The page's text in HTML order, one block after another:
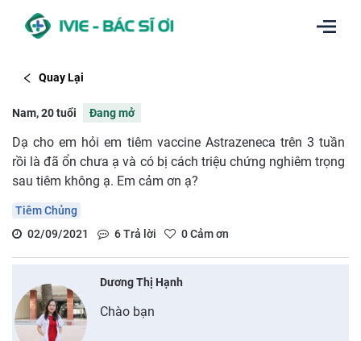
Quay Lại
Nam, 20 tuổi Đang mở
Dạ cho em hỏi em tiêm vaccine Astrazeneca trên 3 tuần
rồi là đã ổn chưa ạ và có bị cách triệu chứng nghiêm trọng
sau tiêm không ạ. Em cảm ơn ạ?
Tiêm Chủng
02/09/2021
6Trả lời 0Cảm ơn
Dương Thị Hạnh
Chào bạn